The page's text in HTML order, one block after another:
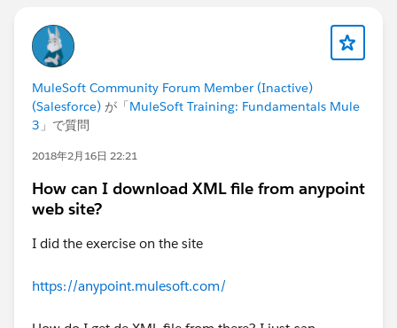
MuleSoft Community Forum Member (Inactive)
(Salesforce) が「MuleSoft Training: Fundamentals Mule
3 」で質問
2018年2月16日 22:21
How can I download XML file from anypoint
web site?
I did the exercise on the site
https://anypoint.mulesoft.com/